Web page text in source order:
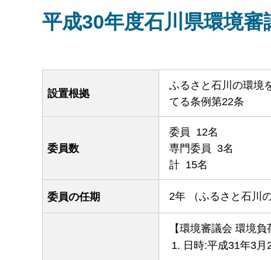
平成30年度石川県環境
設置根拠
ふるさと石川の環境
てる条例第22条
委員数
委員 12名
専門委員 3名
計 15名
委員の任期 2年 （ふるさと石川
【環境審議会 環境負
日時:平成31年3